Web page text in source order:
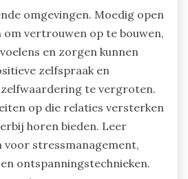
ongebruikelijke
een ondersteunende
en zelfwaardering
praktijken
van mentale